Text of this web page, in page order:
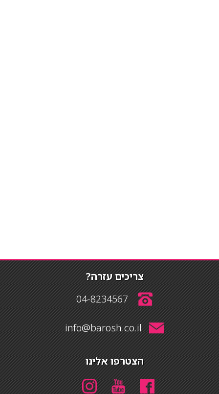
צריכים עזרה?
04-8234567
info@barosh.co.il
הצטרפו אלינו